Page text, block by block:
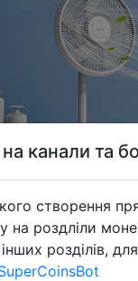
канали та
створення
на роздліли
розділів,